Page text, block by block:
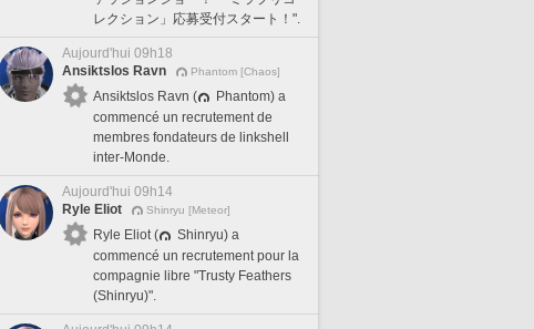
レクション」応募受付スタート！".
Aujourd'hui 09h18
Ansiktslos Ravn
Phantom [Chaos]
Ansiktslos Ravn (
Phantom) a
commencé un recrutement de
membres fondateurs de linkshell
inter-Monde.
Aujourd'hui 09h14
Ryle Eliot
Shinryu [Meteor]
Ryle Eliot (
Shinryu) a
commencé un recrutement pour la
compagnie libre "Trusty Feathers
(Shinryu)".